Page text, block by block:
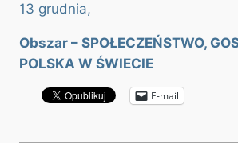
13 grudnia,
Obszar – SPOŁECZEŃSTWO,
POLSKA W ŚWIECIE
E-mail